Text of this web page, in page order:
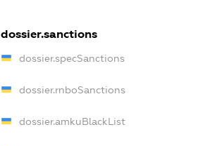
dossier.sanctions
dossier.specSanctions
dossier.rnboSanctions
dossier.amkuBlackList